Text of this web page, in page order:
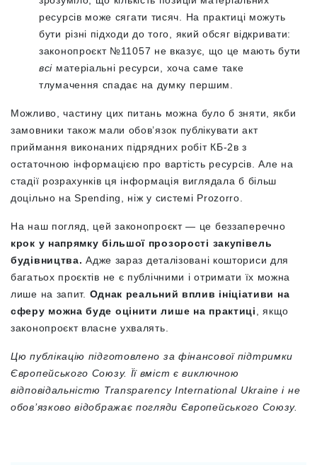
ресурсів може сягати тисяч. На практиці можуть
бути різні підходи до того, який обсяг відкривати:
законопроєкт №11057 не вказує, що це мають бути
всі матеріальні ресурси, хоча саме таке
тлумачення спадає на думку першим.
Можливо, частину цих питань можна було б зняти, якби
замовники також мали обов’язок публікувати акт
приймання виконаних підрядних робіт КБ-2в з
остаточною інформацією про вартість ресурсів. Але на
стадії розрахунків ця інформація виглядала б більш
доцільно на Spending, ніж у системі Prozorro.
На наш погляд, цей законопроєкт — це беззаперечно
крок у напрямку більшої прозорості закупівель
будівництва. Адже зараз деталізовані кошториси для
багатьох проєктів не є публічними і отримати їх можна
лише на запит. Однак реальний вплив ініціативи на
сферу можна буде оцінити лише на практиці
, якщо
законопроєкт власне ухвалять.
Цю публікацію підготовлено за фінансової підтримки
Європейського Союзу. Її вміст є виключною
відповідальністю Transparency International Ukraine і не
обов’язково відображає погляди Європейського Союзу.